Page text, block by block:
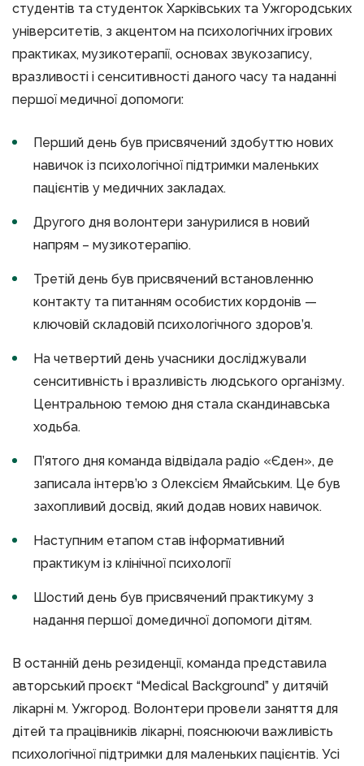
студентів та студенток Харківських та Ужгородських
університетів, з акцентом на психологічних ігрових
практиках, музикотерапії, основах звукозапису,
вразливості і сенситивності даного часу та наданні
першої медичної допомоги:
Перший день був присвячений здобуттю нових
навичок із психологічної підтримки маленьких
пацієнтів у медичних закладах.
Другого дня волонтери занурилися в новий
напрям – музикотерапію.
Третій день був присвячений встановленню
контакту та питанням особистих кордонів —
ключовій складовій психологічного здоров’я.
На четвертий день учасники досліджували
сенситивність і вразливість людського організму.
Центральною темою дня стала скандинавська
ходьба.
П’ятого дня команда відвідала радіо «Єден», де
записала інтерв’ю з Олексієм Ямайським. Це був
захопливий досвід, який додав нових навичок.
Наступним етапом став інформативний
практикум із клінічної психології
Шостий день був присвячений практикуму з
надання першої домедичної допомоги дітям.
В останній день резиденції, команда представила
авторський проєкт “Medical Background” у дитячій
лікарні м. Ужгород. Волонтери провели заняття для
дітей та працівників лікарні, пояснюючи важливість
психологічної підтримки для маленьких пацієнтів. Усі